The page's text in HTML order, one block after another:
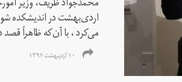
اردی‌بهشت در اندیشکده
می‌کرد ، با آن‌که ظاهراً
۱۰ اردیبهشت ۱۳۹۷